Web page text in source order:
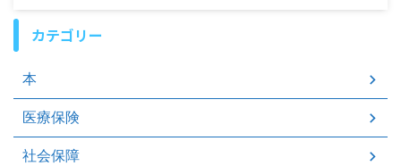
カテゴリー
本
医療保険
社会保障